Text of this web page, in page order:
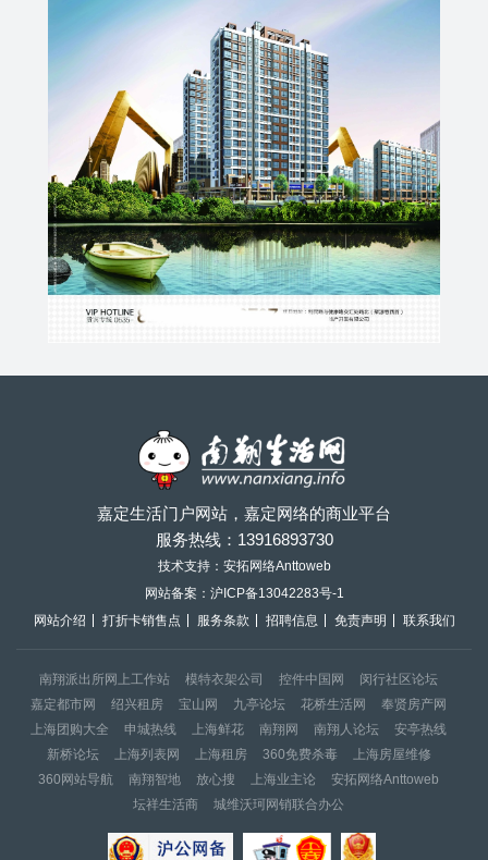
嘉定生活门户网站，嘉定网络的商业平台
服务热线： 13916893730
技术支持：安拓网络Anttoweb
网站备案： 沪ICP备13042283号-1
网站介绍
打折卡销售点 服务条款 招聘信息 免责声明 联系我们
南翔派出所网上工作站 模特衣架公司 控件中国网
闵行社区论坛
嘉定都市网
绍兴租房 宝山网 九亭论坛 花桥生活网
奉贤房产网
上海团购大全
申城热线 上海鲜花 南翔网 南翔人论坛
安亭热线
新桥论坛
上海列表网 上海租房 360免费杀毒
上海房屋维修
360网站导航
南翔智地 放心搜 上海业主论
安拓网络Anttoweb
坛祥生活商
城维沃珂网销联合办公